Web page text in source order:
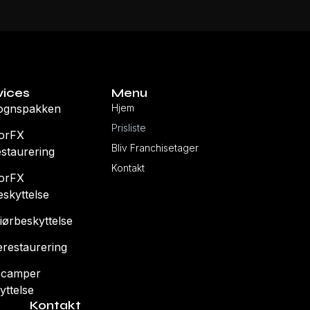
LAKRESTAURERING
LAKBESKYTTELSE
LYGTERESTAURERING
Forrige
Menu
Hjem
Prisliste
Bliv Franchisetager
Kontakt
Kontakt